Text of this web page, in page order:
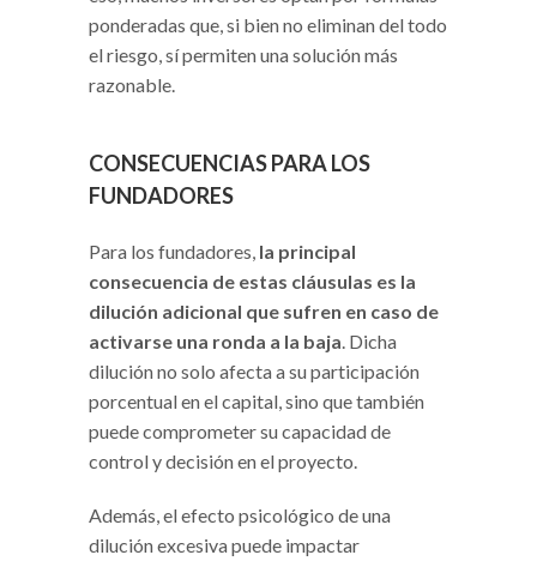
ponderadas que, si bien no eliminan del todo
el riesgo, sí permiten una solución más
razonable.
CONSECUENCIAS PARA LOS
FUNDADORES
Para los fundadores, la principal
consecuencia de estas cláusulas es la
dilución adicional que sufren en caso de
activarse una ronda a la baja. Dicha
dilución no solo afecta a su participación
porcentual en el capital, sino que también
puede comprometer su capacidad de
control y decisión en el proyecto.
Además, el efecto psicológico de una
dilución excesiva puede impactar